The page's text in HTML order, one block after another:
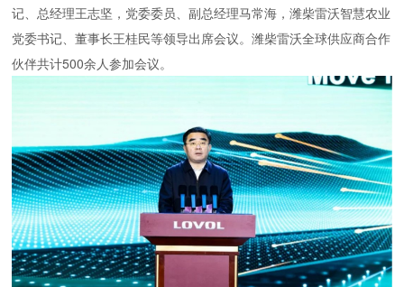
记、总经理王志坚，党委委员、副总经理马常海，潍柴雷沃智慧农业
党委书记、董事长王桂民等领导出席会议。潍柴雷沃全球供应商合作
伙伴共计500余人参加会议。